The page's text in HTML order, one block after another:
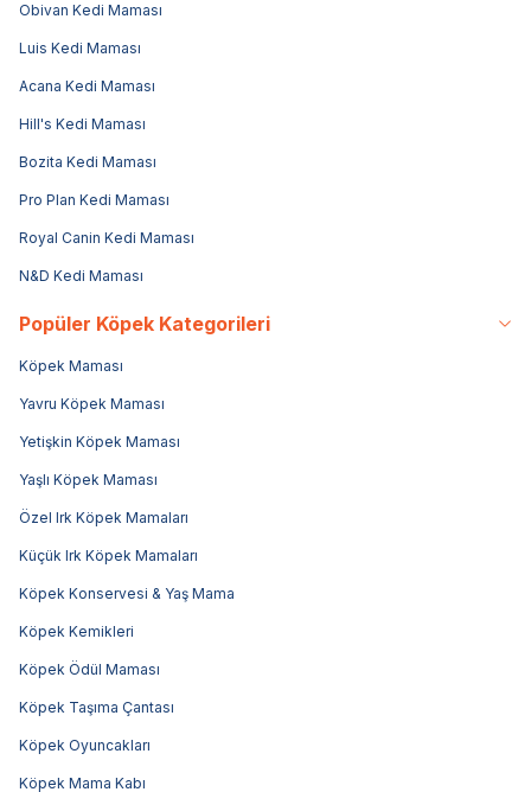
Obivan Kedi Maması
Luis Kedi Maması
Acana Kedi Maması
Hill's Kedi Maması
Bozita Kedi Maması
Pro Plan Kedi Maması
Royal Canin Kedi Maması
N&D Kedi Maması
Popüler Köpek Kategorileri
Köpek Maması
Yavru Köpek Maması
Yetişkin Köpek Maması
Yaşlı Köpek Maması
Özel Irk Köpek Mamaları
Küçük Irk Köpek Mamaları
Köpek Konservesi & Yaş Mama
Köpek Kemikleri
Köpek Ödül Maması
Köpek Taşıma Çantası
Köpek Oyuncakları
Köpek Mama Kabı